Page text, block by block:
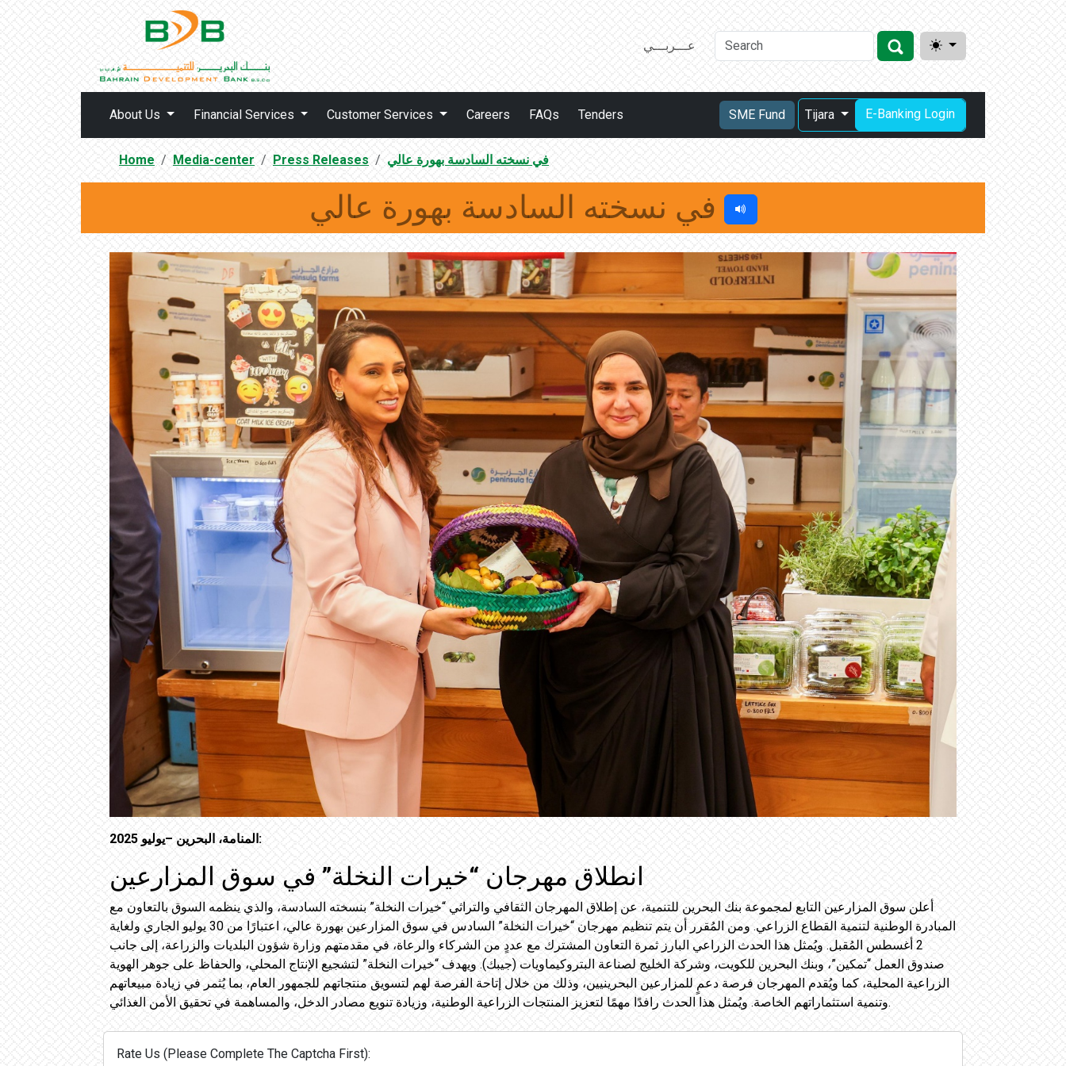
عـــربـــي
About Us Financial Services Customer Services Careers FAQs Tenders SME Fund Tijara E-Banking Login
Home Media-center Press Releases في نسخته السادسة بهورة عالي
المنامة، البحرين –يوليو 2025:
انطلاق مهرجان “خيرات النخلة” في سوق المزارعين
أعلن سوق المزارعين التابع لمجموعة بنك البحرين للتنمية، عن إطلاق المهرجان الثقافي والتراثي “خيرات النخلة” بنسخته السادسة، والذي ينظمه السوق بالتعاون مع
المبادرة الوطنية لتنمية القطاع الزراعي. ومن المُقرر أن يتم تنظيم مهرجان “خيرات النخلة” السادس في سوق المزارعين بهورة عالي، اعتبارًا من 30 يوليو الجاري ولغاية
2 أغسطس المُقبل. ويُمثل هذا الحدث الزراعي البارز ثمرة التعاون المشترك مع عددٍ من الشركاء والرعاة، في مقدمتهم وزارة شؤون البلديات والزراعة، إلى جانب
صندوق العمل “تمكين”، وبنك البحرين للكويت، وشركة الخليج لصناعة البتروكيماويات (جيبك). ويهدف “خيرات النخلة” لتشجيع الإنتاج المحلي، والحفاظ على جوهر الهوية
الزراعية المحلية، كما ويُقدم المهرجان فرصة دعمٍ للمزارعين البحرينيين، وذلك من خلال إتاحة الفرصة لهم لتسويق منتجاتهم للجمهور العام، بما يُثمر في زيادة مبيعاتهم
وتنمية استثماراتهم الخاصة. ويُمثل هذا الحدث رافدًا مهمًا لتعزيز المنتجات الزراعية الوطنية، وزيادة تنويع مصادر الدخل، والمساهمة في تحقيق الأمن الغذائي.
Rate Us (Please Complete The Captcha First):